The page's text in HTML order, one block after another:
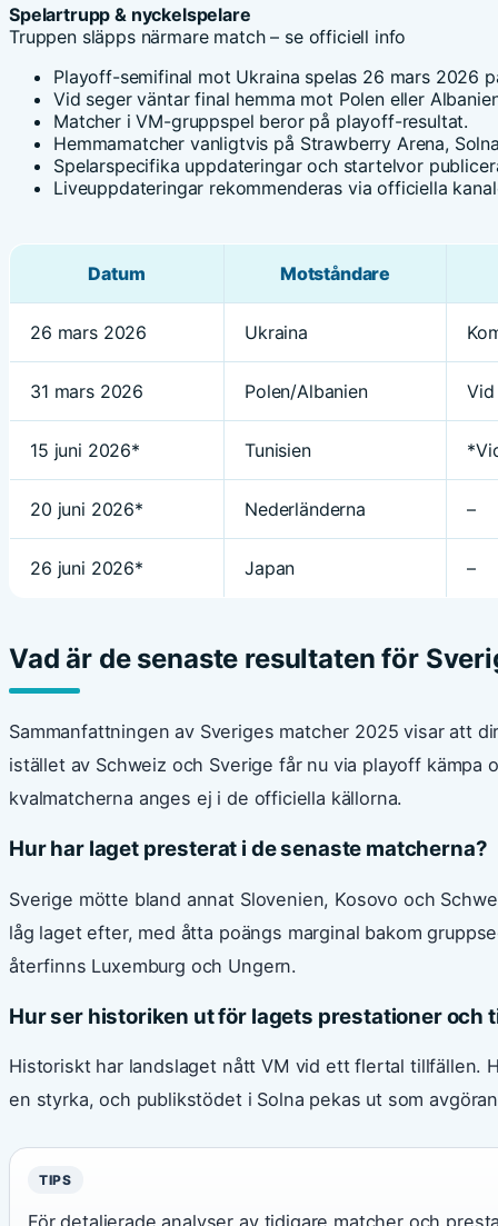
Spelartrupp & nyckelspelare
Truppen släpps närmare match – se officiell info
Playoff-semifinal mot Ukraina spelas 26 mars 2026
Vid seger väntar final hemma mot Polen eller
Matcher i VM-gruppspel beror på playoff-resultat.
Hemmamatcher vanligtvis på Strawberry Arena,
Spelarspecifika uppdateringar och startelvor
Liveuppdateringar rekommenderas via officiella
Datum Motståndare
26 mars 2026 Ukraina
31 mars 2026 Polen/Albanien Vid
15 juni 2026* Tunisien
20 juni 2026* Nederländerna –
26 juni 2026* Japan –
Vad är de senaste resultaten för
Sammanfattningen av Sveriges matcher 2025 visar att
istället av Schweiz och Sverige får nu via playoff
kvalmatcherna anges ej i de officiella källorna.
Hur har laget presterat i de senaste matcherna?
Sverige mötte bland annat Slovenien, Kosovo och
låg laget efter, med åtta poängs marginal bakom
återfinns Luxemburg och Ungern.
Hur ser historiken ut för lagets prestationer och
Historiskt har landslaget nått VM vid ett flertal tillfällen.
en styrka, och publikstödet i Solna pekas ut som
TIPS